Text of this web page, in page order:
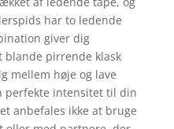
har to ledende
giver dig
pirrende klask
mellem høje og lave
perfekte intensitet til din
anbefales ikke at bruge